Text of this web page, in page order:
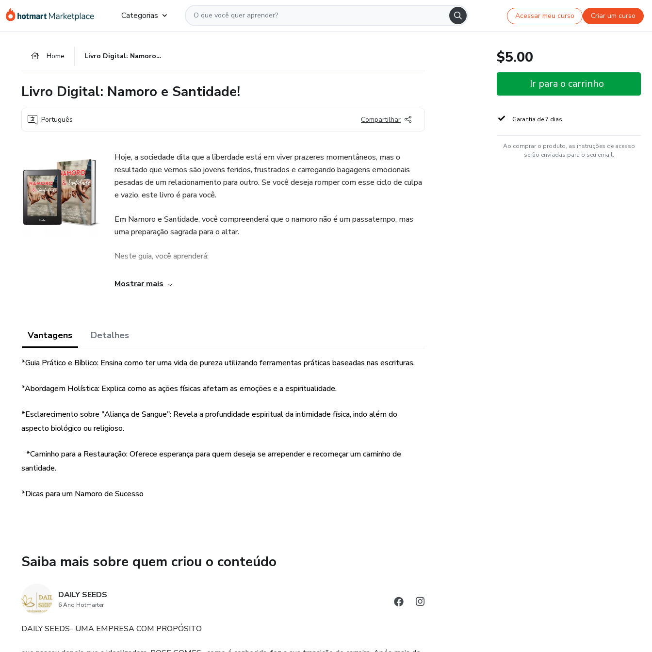
para
para
para
Categorias Acessar meu curso Criar um curso
Home Livro Digital: Namoro e Santidade!
Livro Digital: Namoro e Santidade!
Português Compartilhar
Hoje, a sociedade dita que a liberdade está em viver prazeres momentâneos, mas o
resultado que vemos são jovens feridos, frustrados e carregando bagagens emocionais
pesadas de um relacionamento para outro. Se você deseja romper com esse ciclo de culpa
e vazio, este livro é para você.
Em Namoro e Santidade, você compreenderá que o namoro não é um passatempo, mas
uma preparação sagrada para o altar.
Neste guia, você aprenderá:
*Como proteger seu corpo, que é o santuário do Espírito Santo.
sua aliança com Deus.
Pare de seguir as regras do mundo e comece a viver a vontade perfeita de Deus!
Mostrar mais
Vantagens Detalhes
*Guia Prático e Bíblico: Ensina como ter uma vida de pureza utilizando ferramentas práticas baseadas nas escrituras.
*Abordagem Holística: Explica como as ações físicas afetam as emoções e a espiritualidade.
*Esclarecimento sobre "Aliança de Sangue": Revela a profundidade espiritual da intimidade física, indo além do
aspecto biológico ou religioso.
*Caminho para a Restauração: Oferece esperança para quem deseja se arrepender e recomeçar um caminho de
santidade.
*Dicas para um Namoro de Sucesso
Saiba mais sobre quem criou o conteúdo
DAILY SEEDS
6 Ano Hotmarter
DAILY SEEDS- UMA EMPRESA COM PROPÓSITO
$5.00
Ir para o carrinho
Garantia de 7 dias
Ao comprar o produto, as instruções de acesso
serão enviadas para o seu email.